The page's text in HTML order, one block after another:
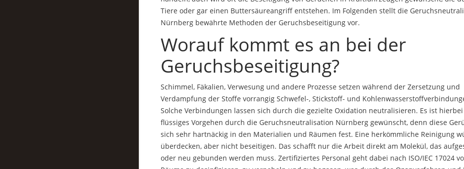
Tiere oder gar einen Buttersäureangriff entstehen. Im Folgenden stellt die
Nürnberg bewährte Methoden der Geruchsbeseitigung vor.
Worauf kommt es an bei der
Geruchsbeseitigung?
Schimmel, Fäkalien, Verwesung und andere Prozesse setzen während der Zersetzung und
Verdampfung der Stoffe vorrangig Schwefel-, Stickstoff- und
Solche Verbindungen lassen sich durch die gezielte Oxidation neutralisieren. Es ist
flüssiges Vorgehen durch die Geruchsneutralisation Nürnberg gewünscht, denn diese
sich sehr hartnäckig in den Materialien und Räumen fest. Eine herkömmliche Reinigung
überdecken, aber nicht beseitigen. Das schafft nur die Arbeit direkt am Molekül, das
oder neu gebunden werden muss. Zertifiziertes Personal geht dabei nach ISO/IEC 17024